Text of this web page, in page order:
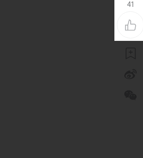
41